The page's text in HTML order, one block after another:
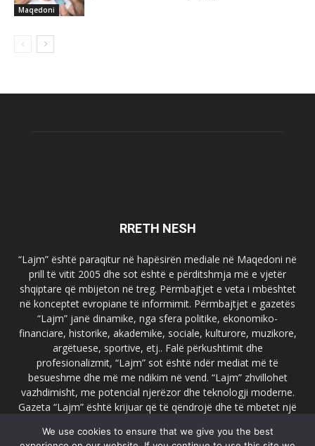
Maqedoni
RRETH NESH
“Lajm” është paraqitur në hapësirën mediale në Maqedoni në
prill të vitit 2005 dhe sot është e përditshmja më e vjetër
shqiptare që mbijeton në treg. Përmbajtjet e veta i mbështet
në konceptet evropiane të informimit. Përmbajtjet e gazetës
“Lajm” janë dinamike, nga sfera politike, ekonomiko-
financiare, historike, akademike, sociale, kulturore, muzikore,
argëtuese, sportive, etj.. Falë përkushtimit dhe
profesionalizmit, “Lajm” sot është ndër mediat më të
besueshme dhe më me ndikim në vend. “Lajm” zhvillohet
vazhdimisht, me potencial njerëzor dhe teknologji moderne.
Gazeta “Lajm” është krijuar që të qëndrojë dhe të mbetet një
faqja zyrtare e gazetës “Lajm”, www.lajmpress.org është një
We use cookies to ensure that we give you the best